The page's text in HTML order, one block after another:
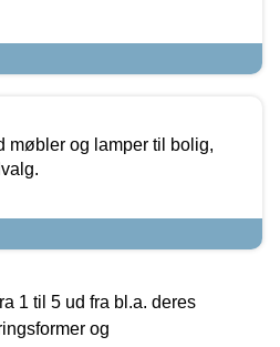
møbler og lamper til bolig,
1 til 5 ud fra bl.a. deres
og